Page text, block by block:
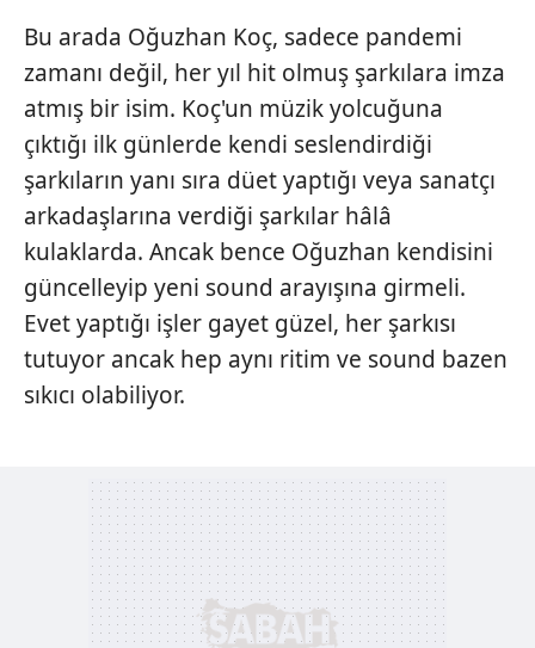
Bu arada Oğuzhan Koç, sadece pandemi
zamanı değil, her yıl hit olmuş şarkılara imza
atmış bir isim. Koç'un müzik yolcuğuna
çıktığı ilk günlerde kendi seslendirdiği
şarkıların yanı sıra düet yaptığı veya sanatçı
arkadaşlarına verdiği şarkılar hâlâ
kulaklarda. Ancak bence Oğuzhan kendisini
güncelleyip yeni sound arayışına girmeli.
Evet yaptığı işler gayet güzel, her şarkısı
tutuyor ancak hep aynı ritim ve sound bazen
sıkıcı olabiliyor.